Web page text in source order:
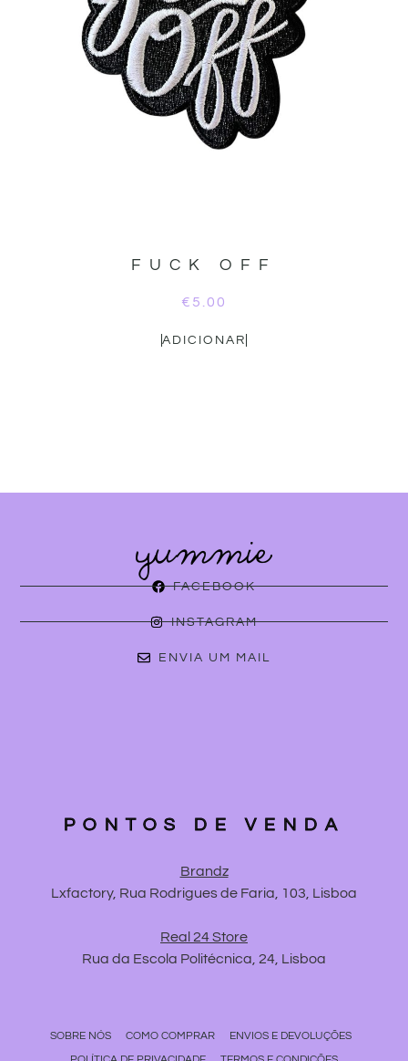
FUCK OFF
€ 5.00
ADICIONAR
FACEBOOK
INSTAGRAM
ENVIA UM MAIL
PONTOS DE VENDA
Brandz
Lxfactory, Rua Rodrigues de Faria, 103, Lisboa
Real 24 Store
Rua da Escola Politécnica, 24, Lisboa
SOBRE NÓS COMO COMPRAR
ENVIOS E DEVOLUÇÕES